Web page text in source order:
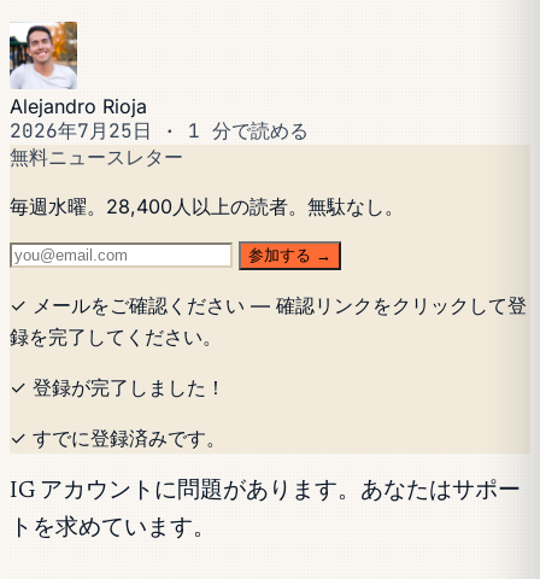
Alejandro Rioja
2026年7月25日 ·
1 分で読める
無料ニュースレター
毎週水曜。28,400人以上の読者。無駄なし。
参加する →
✓ メールをご確認ください — 確認リンクをクリックして登
録を完了してください。
✓ 登録が完了しました！
✓ すでに登録済みです。
IG アカウントに問題があります。あなたはサポー
トを求めています。